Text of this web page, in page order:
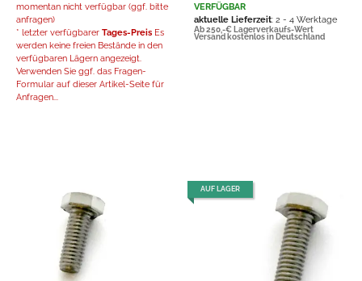
momentan nicht verfügbar (ggf. bitte
anfragen)
* letzter verfügbarer Tages-Preis Es
werden keine freien Bestände in den
verfügbaren Lägern angezeigt.
Verwenden Sie ggf. das Fragen-
Formular auf dieser Artikel-Seite für
Anfragen...
VERFÜGBAR
aktuelle Lieferzeit: 2 - 4 Werktage
Ab 250,-€ Lagerverkaufs-Wert
Versand kostenlos in Deutschland
AUF LAGER